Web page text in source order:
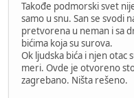
Takođe podmorski svet
samo u snu. San se svodi
pretvorena u neman i sa
bićima koja su surova.
Ok ljudska bića i njen otac
meri. Ovde je otvoreno
zagrebano. Ništa rešeno.